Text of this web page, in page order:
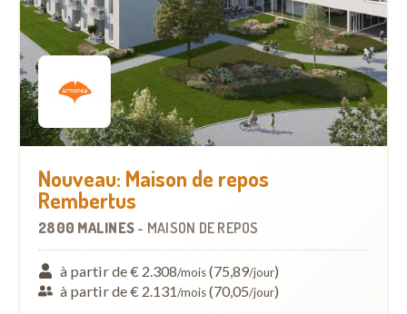
Nouveau: Maison de repos
Rembertus
2800 MALINES - MAISON DE REPOS
à partir de € 2.308/mois(75,89/jour)
à partir de € 2.131/mois(70,05/jour)